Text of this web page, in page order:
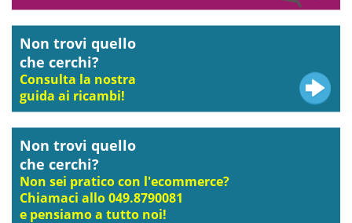
Non trovi quello
che cerchi?
Consulta la nostra
guida ai ricambi!
Non trovi quello
che cerchi?
Non sei pratico con l'ecommerce?
Chiamaci allo 049.8790081
e pensiamo a tutto noi!